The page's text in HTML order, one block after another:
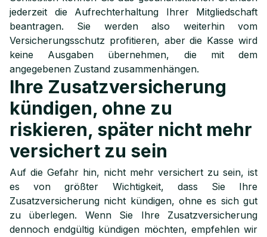
jederzeit die Aufrechterhaltung Ihrer Mitgliedschaft
beantragen. Sie werden also weiterhin vom
Versicherungsschutz profitieren, aber die Kasse wird
keine Ausgaben übernehmen, die mit dem
angegebenen Zustand zusammenhängen.
Ihre Zusatzversicherung
kündigen, ohne zu
riskieren, später nicht mehr
versichert zu sein
Auf die Gefahr hin, nicht mehr versichert zu sein, ist
es von größter Wichtigkeit, dass Sie Ihre
Zusatzversicherung nicht kündigen, ohne es sich gut
zu überlegen. Wenn Sie Ihre Zusatzversicherung
dennoch endgültig kündigen möchten, empfehlen wir